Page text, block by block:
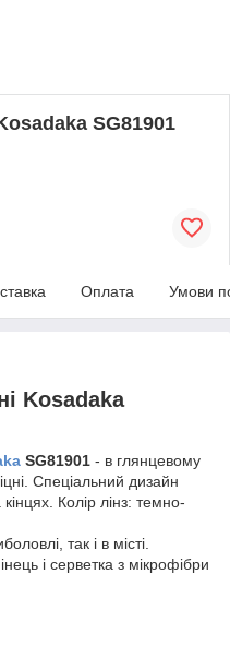
SG81901
Оплата Умови
Kosadaka
SG81901 - в глянцевому
Спеціальний дизайн
Колір лінз: темно-
так і в місті.
і серветка з мікрофібри